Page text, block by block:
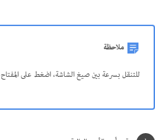
ملاحظة
للتنقل بسرعة بين صيغ الشاشة، اضغط على المفتاح F.